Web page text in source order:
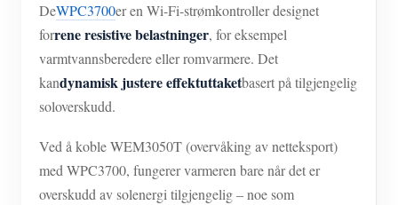
DeWPC3700er en Wi-Fi-strømkontroller designet
forrene resistive belastninger, for eksempel
varmtvannsberedere eller romvarmere. Det
kandynamisk justere effektuttaketbasert på tilgjengelig
soloverskudd.
Ved å koble WEM3050T (overvåking av netteksport)
med WPC3700, fungerer varmeren bare når det er
overskudd av solenergi tilgjengelig – noe som